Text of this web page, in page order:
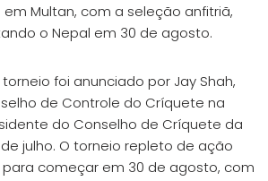
Multan, com a seleção anfitriã,
o Nepal em 30 de agosto.
foi anunciado por Jay Shah,
de Controle do Críquete na
do Conselho de Críquete da
de julho. O torneio repleto de ação
começar em 30 de agosto, com